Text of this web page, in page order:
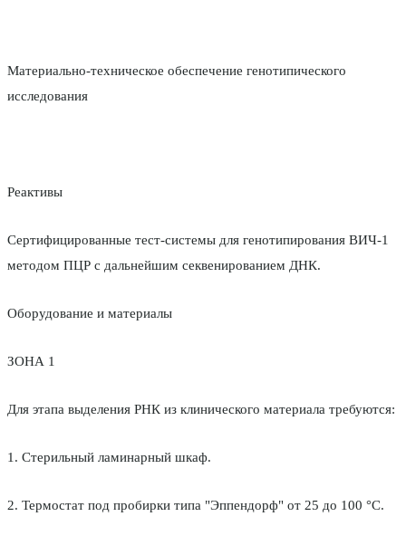
Материально-техническое обеспечение генотипического
исследования
Реактивы
Сертифицированные тест-системы для генотипирования ВИЧ-1
методом ПЦР с дальнейшим секвенированием ДНК.
Оборудование и материалы
ЗОНА 1
Для этапа выделения РНК из клинического материала требуются:
1. Стерильный ламинарный шкаф.
2. Термостат под пробирки типа "Эппендорф" от 25 до 100 °С.